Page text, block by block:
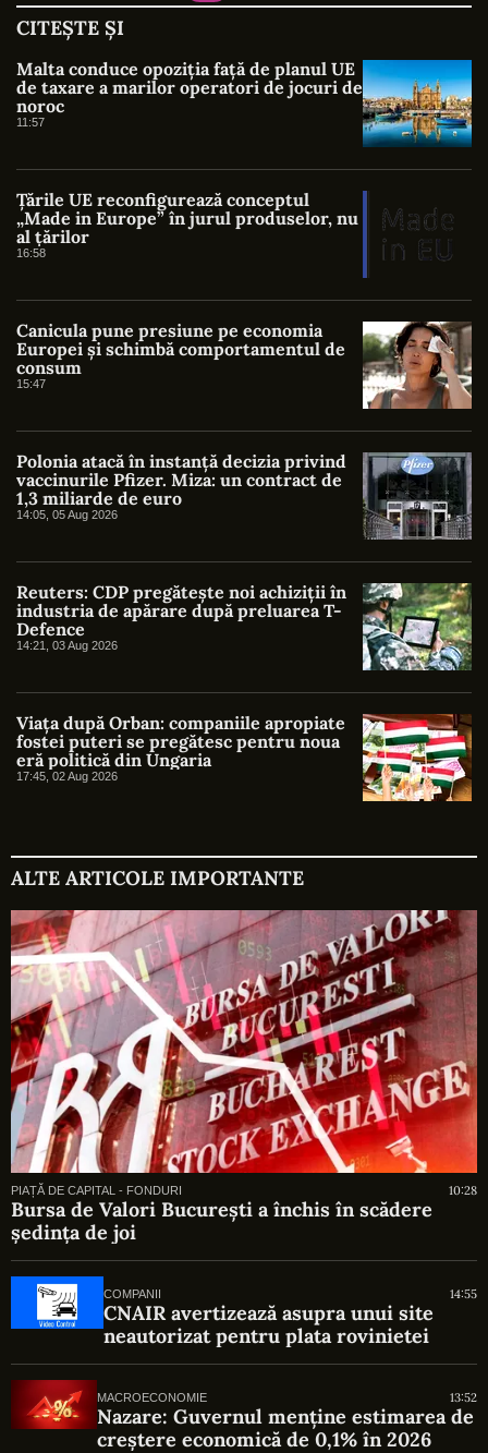
CITEȘTE ȘI
Malta conduce opoziția față de planul UE
de taxare a marilor operatori de jocuri de
noroc
11:57
Țările UE reconfigurează conceptul
„Made in Europe” în jurul produselor, nu
al țărilor
16:58
Canicula pune presiune pe economia
Europei și schimbă comportamentul de
consum
15:47
Polonia atacă în instanță decizia privind
vaccinurile Pfizer. Miza: un contract de
1,3 miliarde de euro
14:05, 05 Aug 2026
Reuters: CDP pregătește noi achiziții în
industria de apărare după preluarea T-
Defence
14:21, 03 Aug 2026
Viața după Orban: companiile apropiate
fostei puteri se pregătesc pentru noua
eră politică din Ungaria
17:45, 02 Aug 2026
ALTE ARTICOLE IMPORTANTE
PIAȚĂ DE CAPITAL - FONDURI 10:28
Bursa de Valori București a închis în scădere
ședința de joi
COMPANII 14:55
CNAIR avertizează asupra unui site
neautorizat pentru plata rovinietei
MACROECONOMIE 13:52
Nazare: Guvernul menține estimarea de
creștere economică de 0,1% în 2026